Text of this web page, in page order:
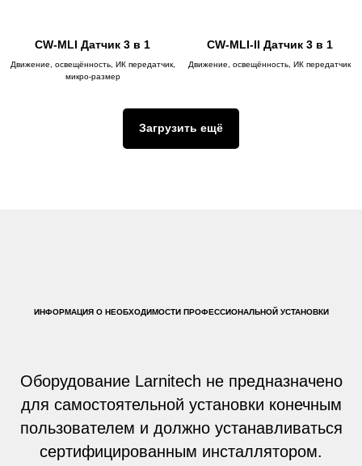
CW-MLI Датчик 3 в 1
Движение, освещённость, ИК передатчик,
микро-размер
CW-MLI-II Датчик 3 в 1
Движение, освещённость, ИК передатчик
Загрузить ещё
ИНФОРМАЦИЯ О НЕОБХОДИМОСТИ ПРОФЕССИОНАЛЬНОЙ УСТАНОВКИ
Оборудование Larnitech не предназначено
для самостоятельной установки конечным
пользователем и должно устанавливаться
сертифицированным инсталлятором.